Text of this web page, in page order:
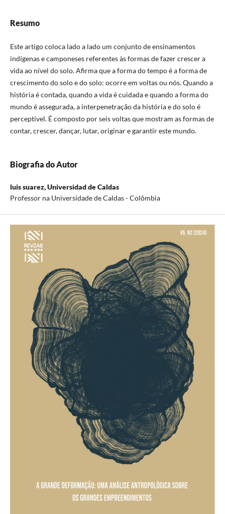
Resumo
Este artigo coloca lado a lado um conjunto de ensinamentos
indígenas e camponeses referentes às formas de fazer crescer a
vida ao nível do solo. Afirma que a forma do tempo é a forma de
crescimento do solo e do solo: ocorre em voltas ou nós. Quando a
história é contada, quando a vida é cuidada e quando a forma do
mundo é assegurada, a interpenetração da história e do solo é
perceptível. É composto por seis voltas que mostram as formas de
contar, crescer, dançar, lutar, originar e garantir este mundo.
Biografia do Autor
luis suarez,Universidad de Caldas
Professor na Universidade de Caldas - Colômbia